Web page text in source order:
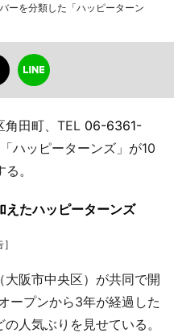
ーを分類した「ハッピーターン
田町、TEL 06-6361-
ハッピーターンズ」が10
。
えたハッピーターンズ
阪市中央区）が共同で開
ープンから3年が経過した
人気ぶりを見せている。